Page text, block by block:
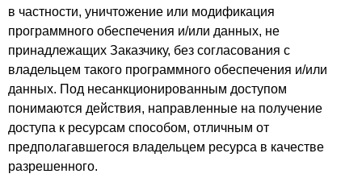
в частности, уничтожение или модификация
программного обеспечения и/или данных, не
принадлежащих Заказчику, без согласования с
владельцем такого программного обеспечения и/или
данных. Под несанкционированным доступом
понимаются действия, направленные на получение
доступа к ресурсам способом, отличным от
предполагавшегося владельцем ресурса в качестве
разрешенного.